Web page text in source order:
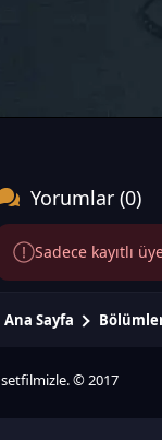
Yorumlar (0)
Sadece kayıtlı
Ana Sayfa
setfilmizle. © 2017